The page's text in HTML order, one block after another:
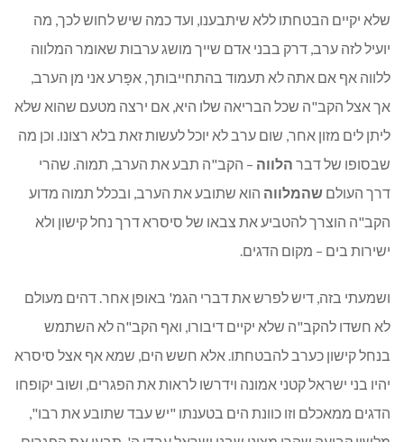
שלא יקיים הבטחתו ללא שיתבענו, ועד כמה שיש לחוש לכך, מה
יועיל לזה ערב, דרק בבני אדם שייך מושג ערבות שאומר המלווה
ללווה אף אם אתה לא תעמוד בהתחייבותך, אפָּרע אני מן הערב,
אך אצל הקב"ה שכל הבריאה שלו היא, אם ירצה מטעם שהוא שלא
ליתן לים מזון אחר, שום ערב לא יוכל לעשות זאת בלא רצונו. וכן מה
שבסופו של דבר הלווה – הקב"ה תבע את הערב, תמוה. שהרי
דרך העולם שהמלווה הוא שתובע את הערב, ובכלל תמוה מדוע
הקב"ה הוצרך להטביע את צבאו של סיסרא דרך נחל קישון ולא
ישירות בים – מקום הדגים.
ושמעתי בזה, דיש לפרש את דברי הגמ' באופן אחר. דהים מעולם
לא חשדו להקב"ה שלא יקיים דיבורו, ואף הקב"ה לא השתמש
בנחל קישון כערב להבטחתו. אלא חשש הים, שמא אף אצל סיסרא
יהיו בני ישראל קטני אמונה וידרשו לראות את הפגרים, ושוב יקופחו
הדגים ממאכלם וזו כוונת הים בטענתו "יש עבד שתובע את רבו",